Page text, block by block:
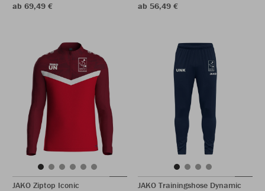
ab 69,49 €
ab 56,49 €
JAKO Ziptop Iconic
JAKO Trainingshose Dynamic